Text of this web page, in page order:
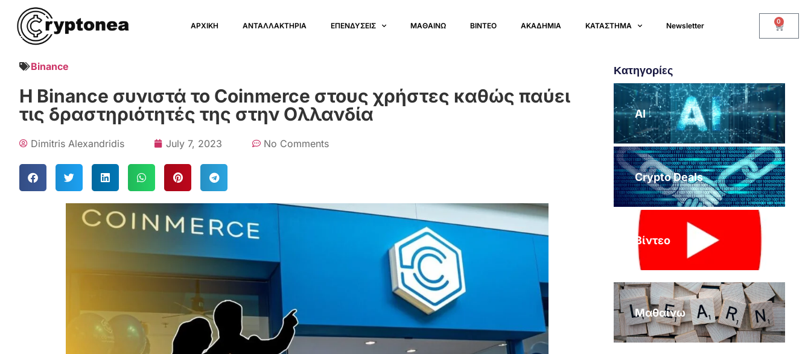
ΑΡΧΙΚΗ ΑΝΤΑΛΛΑΚΤΗΡΙΑ ΕΠΕΝΔΥΣΕΙΣ ΜΑΘΑΙΝΩ ΒΙΝΤΕΟ ΑΚΑΔΗΜΙΑ ΚΑΤΑΣΤΗΜΑ Newsletter 0
Binance
Η Binance συνιστά το Coinmerce στους χρήστες καθώς παύει
τις δραστηριότητές της στην Ολλανδία
Dimitris Alexandridis July 7, 2023 No Comments
Κατηγορίες
AI
Crypto Deals
Βίντεο
Μαθαίνω